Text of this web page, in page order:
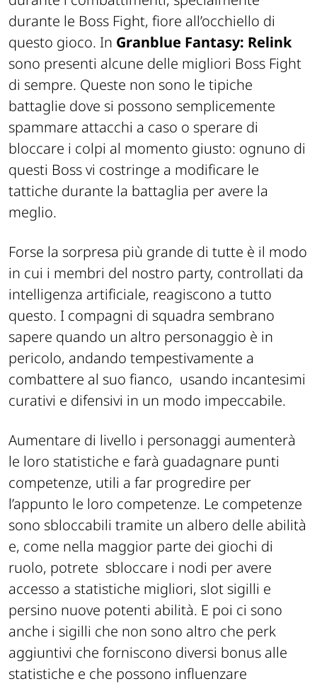
durante le Boss Fight, fiore all’occhiello di
questo gioco. In Granblue Fantasy: Relink
sono presenti alcune delle migliori Boss Fight
di sempre. Queste non sono le tipiche
battaglie dove si possono semplicemente
spammare attacchi a caso o sperare di
bloccare i colpi al momento giusto: ognuno di
questi Boss vi costringe a modificare le
tattiche durante la battaglia per avere la
meglio.
Forse la sorpresa più grande di tutte è il modo
in cui i membri del nostro party, controllati da
intelligenza artificiale, reagiscono a tutto
questo. I compagni di squadra sembrano
sapere quando un altro personaggio è in
pericolo, andando tempestivamente a
combattere al suo fianco, usando incantesimi
curativi e difensivi in un modo impeccabile.
Aumentare di livello i personaggi aumenterà
le loro statistiche e farà guadagnare punti
competenze, utili a far progredire per
l’appunto le loro competenze. Le competenze
sono sbloccabili tramite un albero delle abilità
e, come nella maggior parte dei giochi di
ruolo, potrete sbloccare i nodi per avere
accesso a statistiche migliori, slot sigilli e
persino nuove potenti abilità. E poi ci sono
anche i sigilli che non sono altro che perk
aggiuntivi che forniscono diversi bonus alle
statistiche e che possono influenzare